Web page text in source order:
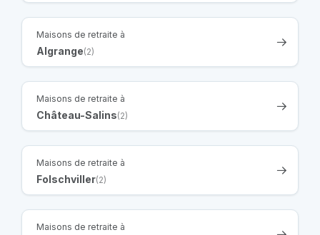
Maisons de retraite à
Algrange(2)
Maisons de retraite à
Château-Salins(2)
Maisons de retraite à
Folschviller(2)
Maisons de retraite à